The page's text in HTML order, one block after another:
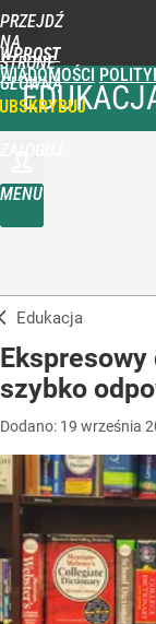
PRZEJDŹ
NA
STRONĘ
GŁÓWNĄ
WPROST
WIADOMOŚCI
MENU
Edukacja
szybko
Dodano: 19 września